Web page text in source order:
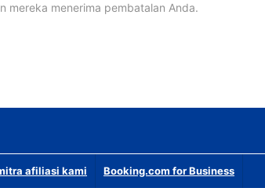
mereka menerima pembatalan Anda.
afiliasi kami Booking.com for Business